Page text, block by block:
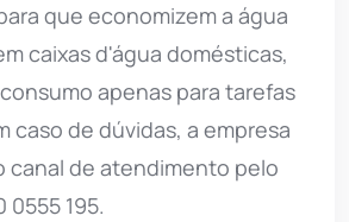
que economizem a água
caixas d'água domésticas,
apenas para tarefas
caso de dúvidas, a empresa
canal de atendimento pelo
195.